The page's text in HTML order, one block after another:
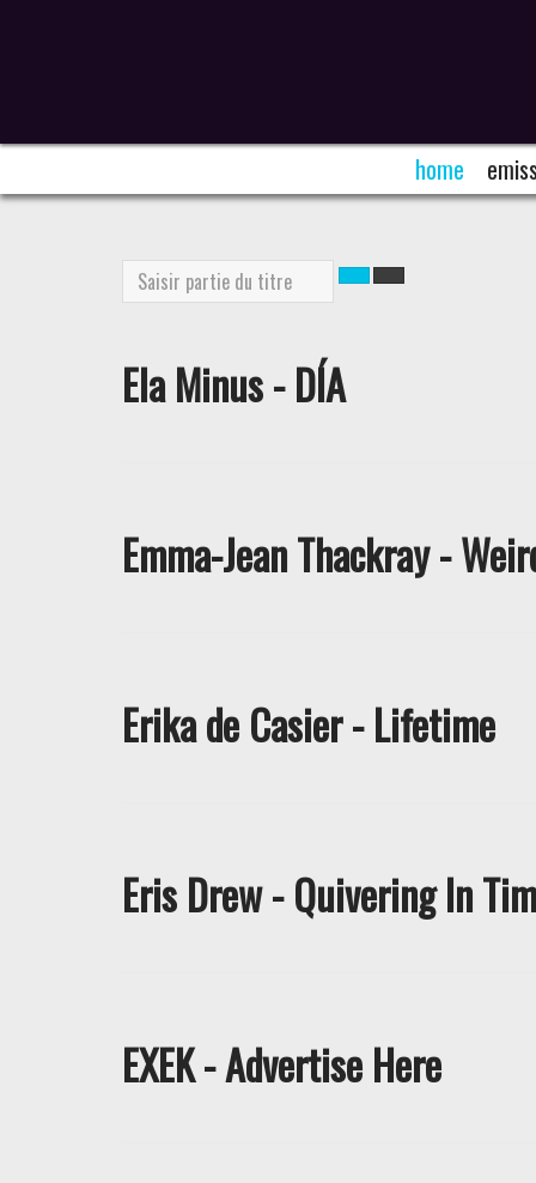
home
Saisir
partie
Ela Minus - DÍA
Emma-Jean Thackray -
Erika de Casier - Lifetime
Eris Drew - Quivering In
EXEK - Advertise Here